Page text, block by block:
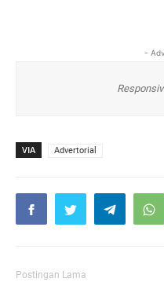
-
VIA Advertorial
Postingan Lama